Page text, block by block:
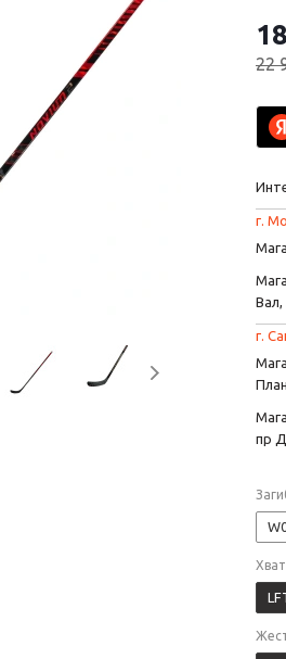
22
г.
Вал,
г.
пр
Хват